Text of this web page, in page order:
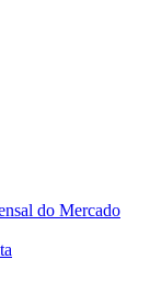
do Mercado